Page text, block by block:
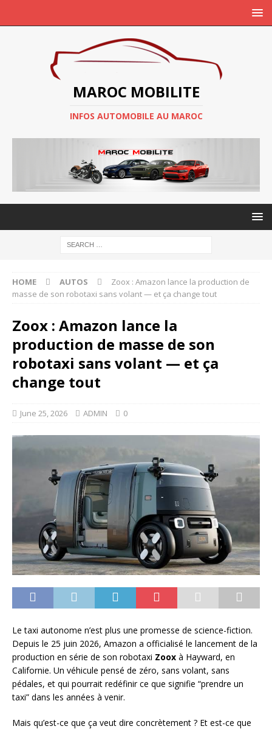
MAROC MOBILITE
INFOS AUTOMOBILE AU MAROC
HOME AUTOS
Zoox : Amazon lance la production de
masse de son robotaxi sans volant — et ça change tout
Zoox : Amazon lance la
production de masse de son
robotaxi sans volant — et ça
change tout
June 25, 2026 ADMIN 0
Le taxi autonome n’est plus une promesse de science-fiction.
Depuis le 25 juin 2026, Amazon a officialisé le lancement de la
production en série de son robotaxi Zoox à Hayward, en
Californie. Un véhicule pensé de zéro, sans volant, sans
pédales, et qui pourrait redéfinir ce que signifie “prendre un
taxi” dans les années à venir.
Mais qu’est-ce que ça veut dire concrètement ? Et est-ce que